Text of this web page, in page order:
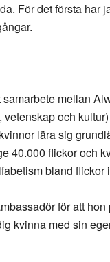
För det första har
mellan
och
lära sig
40.000 flickor och
bland flickor
för att
kvinna med sin